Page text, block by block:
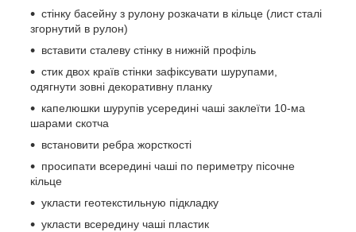
стінку басейну з рулону розкачати в кільце (лист сталі
згорнутий в рулон)
вставити сталеву стінку в нижній профіль
стик двох країв стінки зафіксувати шурупами,
одягнути зовні декоративну планку
капелюшки шурупів усередині чаші заклеїти 10-ма
шарами скотча
встановити ребра жорсткості
просипати всередині чаші по периметру пісочне
кільце
укласти геотекстильную підкладку
укласти всередину чаші пластик